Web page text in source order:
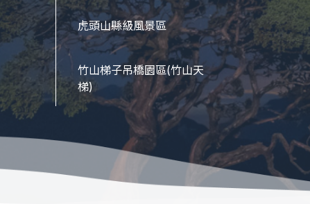
虎頭山縣級風景區
竹山梯子吊橋園區(竹山天
梯)